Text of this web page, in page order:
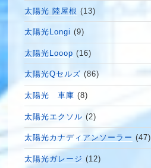
太陽光 陸屋根 (13)
太陽光Longi (9)
太陽光Looop (16)
太陽光Qセルズ (86)
太陽光 車庫 (8)
太陽光エクソル (2)
太陽光カナディアンソーラー (47)
太陽光ガレージ (12)